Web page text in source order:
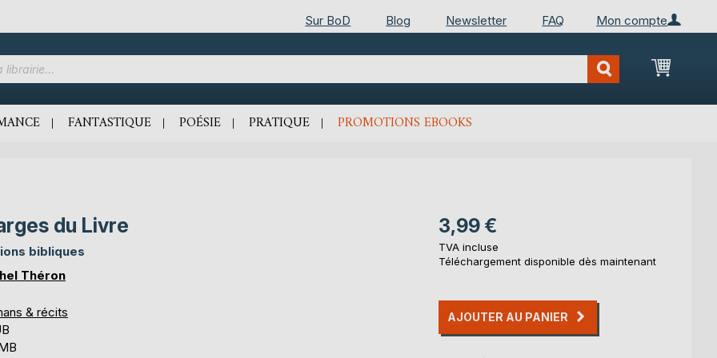
Mon compte
Sur BoD Blog Newsletter FAQ
Mon
FANTASTIQUE POÉSIE PRATIQUE PROMOTIONS EBOOKS
du Livre
bibliques
Théron
& récits
3,99 €
TVA incluse
Téléchargement disponible dès maintenant
AJOUTER AU PANIER